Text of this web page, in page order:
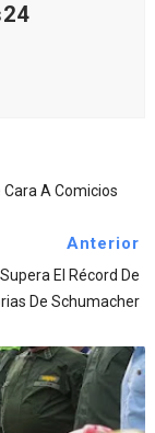
A Comicios
Anterior
El Récord De
De Schumacher